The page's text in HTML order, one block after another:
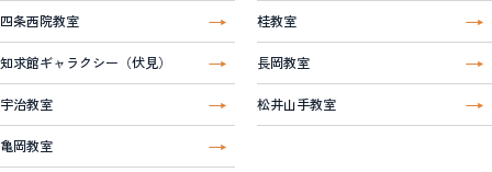
四条西院教室 桂教室
知求館ギャラクシー（伏見） 長岡教室
宇治教室 松井山手教室
亀岡教室